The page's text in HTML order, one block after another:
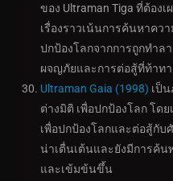
ของ Ultraman Tiga ที่ต้อ
เรื่องราวเน้นการค้นหาคว
ปกป้องโลกจากการถูกทำลา
ผจญภัยและการต่อสู้ที่ท้าทา
Ultraman Gaia (1998) เป็
ต่างมิติ เพื่อปกป้องโลก โด
เพื่อปกป้องโลกและต่อสู้กั
น่าเตื่นเต้นและยังมีการค้น
และเข้มข้นขึ้น